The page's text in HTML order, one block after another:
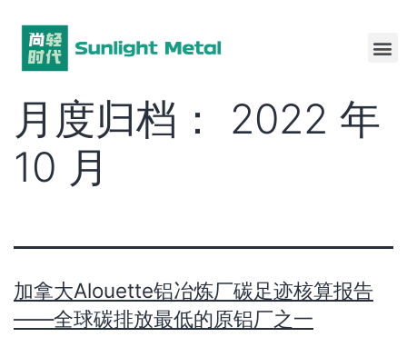
月度归档： 2022 年
10 月
加拿大Alouette铝冶炼厂碳足迹核算报告
——全球碳排放最低的原铝厂之一